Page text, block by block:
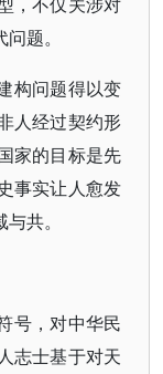
题。
构问题得以变
人经过契约形
家的目标是先
事实让人愈发
共。
号，对中华民
志士基于对天